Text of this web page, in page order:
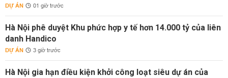
DỰ ÁN 01 giờ trước
Hà Nội phê duyệt Khu phức hợp y tế hơn 14.000 tỷ của liên
danh Handico
DỰ ÁN 3 giờ trước
Hà Nội gia hạn điều kiện khởi công loạt siêu dự án của